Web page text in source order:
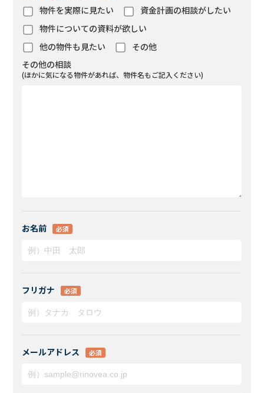
物件を実際に見たい
資金計画の相談がしたい
物件についての資料が欲しい
他の物件も見たい
その他
その他の相談
(ほかに気になる物件があれば、物件名もご記入ください)
お名前 必須
フリガナ 必須
メールアドレス 必須